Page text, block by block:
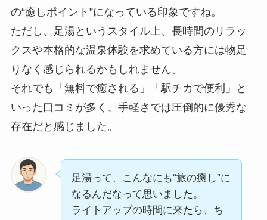
の“癒しポイント”になっている印象ですね。
ただし、足湯というスタイル上、長時間のリラッ
クスや本格的な温泉体験を求めている方には物足
りなく感じられるかもしれません。
それでも「無料で癒される」「駅チカで便利」と
いった口コミが多く、手軽さでは圧倒的に優秀な
存在だと感じました。
足湯って、こんなにも“旅の癒し”に
なるんだなって思いました。
ライトアップの時間に来たら、ち